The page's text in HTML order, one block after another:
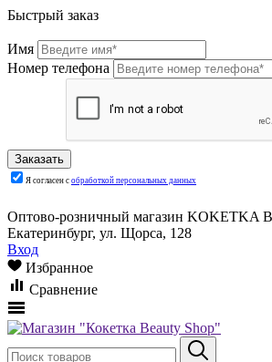
Быстрый заказ
Имя
Номер телефона
Я согласен с обработкой персональных данных
Оптово-розничный магазин KOKETKA
Екатеринбург, ул. Щорса, 128
Вход
Избранное
Сравнение